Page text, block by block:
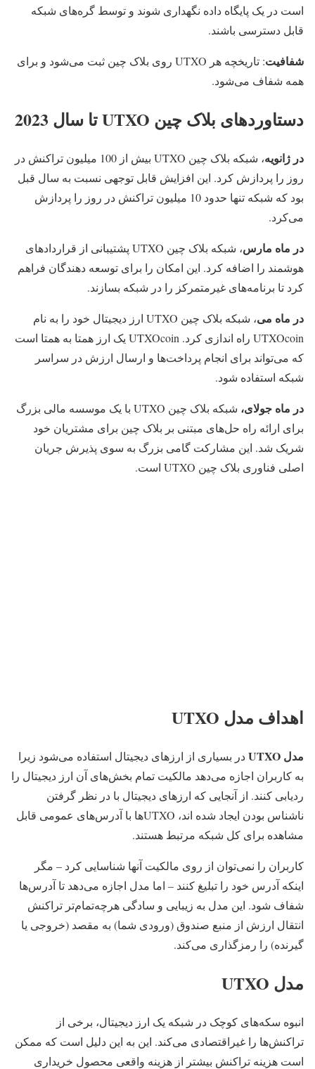
است در یک پایگاه داده نگهداری شوند و توسط گره‌های شبکه
قابل دسترسی باشند.
شفافیت
: تاریخچه هر UTXO روی بلاک چین ثبت می‌شود و برای
همه شفاف می‌شود.
دستاوردهای بلاک چین UTXO تا سال 2023
در ژانویه
، شبکه بلاک چین UTXO بیش از 100 میلیون تراکنش در
روز را پردازش کرد. این افزایش قابل توجهی نسبت به سال قبل
بود که شبکه تنها حدود 10 میلیون تراکنش در روز را پردازش
می‌کرد.
در ماه مارس
، شبکه بلاک چین UTXO پشتیبانی از قراردادهای
هوشمند را اضافه کرد. این امکان را برای توسعه دهندگان فراهم
کرد تا برنامه‌های غیرمتمرکز را در شبکه بسازند.
در ماه می
، شبکه بلاک چین UTXO ارز دیجیتال خود را به نام
UTXOcoin راه اندازی کرد. UTXOcoin یک ارز همتا به همتا است
که می‌تواند برای انجام پرداخت‌ها و ارسال ارزش در سراسر
شبکه استفاده شود.
در ماه جولای،
شبکه بلاک چین UTXO با یک موسسه مالی بزرگ
برای ارائه راه حل‌های مبتنی بر بلاک چین برای مشتریان خود
شریک شد. این مشارکت گامی بزرگ به سوی پذیرش جریان
اصلی فناوری بلاک چین UTXO است.
اهداف مدل UTXO
مدل UTXO
در بسیاری از ارزهای دیجیتال استفاده می‌شود زیرا
به کاربران اجازه می‌دهد مالکیت تمام بخش‌های آن ارز دیجیتال را
ردیابی کنند. از آنجایی که ارزهای دیجیتال با در نظر گرفتن
ناشناس بودن ایجاد شده اند، UTXO‌ها با آدرس‌های عمومی قابل
مشاهده برای کل شبکه مرتبط هستند.
کاربران را نمی‌توان از روی مالکیت آنها شناسایی کرد – مگر
اینکه آدرس خود را تبلیغ کنند – اما مدل اجازه می‌دهد تا آدرس‌ها
شفاف شود. این مدل به زیبایی و سادگی هرچه‌تمام‌تر تراکنش
انتقال ارزش از منبع صندوق (ورودی شما) به مقصد (خروجی یا
گیرنده) را رمزگذاری می‌کند.
مدل UTXO
انبوه سکه‌های کوچک در شبکه یک ارز دیجیتال، برخی از
تراکنش‌ها را غیراقتصادی می‌کند. این به این دلیل است که ممکن
است هزینه تراکنش بیشتر از هزینه واقعی محصول خریداری